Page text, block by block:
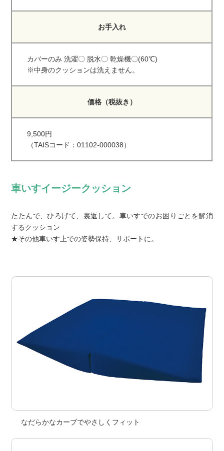
お手入れ
カバーのみ 洗濯〇 脱水〇 乾燥機〇(60℃)
※中身のクッションは洗えません。
価格（税抜き）
9,500円
（TAISコード：01102-000038）
車いすイージークッション
たたんで、ひろげて、裏返して。車いすでのお困りごとを解消
するクッション
★その他車いす上での姿勢保持、サポートに。
なだらかなカーブでやさしくフィット